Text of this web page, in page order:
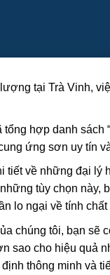
tại Trà Vinh,
tổng hợp danh sách
ứng sơn uy tín
tiết về những đại lý
tùy chọn này,
lo ngại về tính
chúng tôi, bạn sẽ
sao cho hiệu quả
thông minh và